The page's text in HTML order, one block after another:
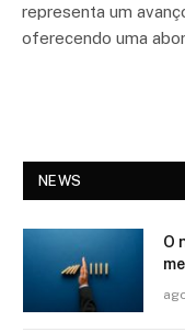
representa um
oferecendo uma
NEWS
O